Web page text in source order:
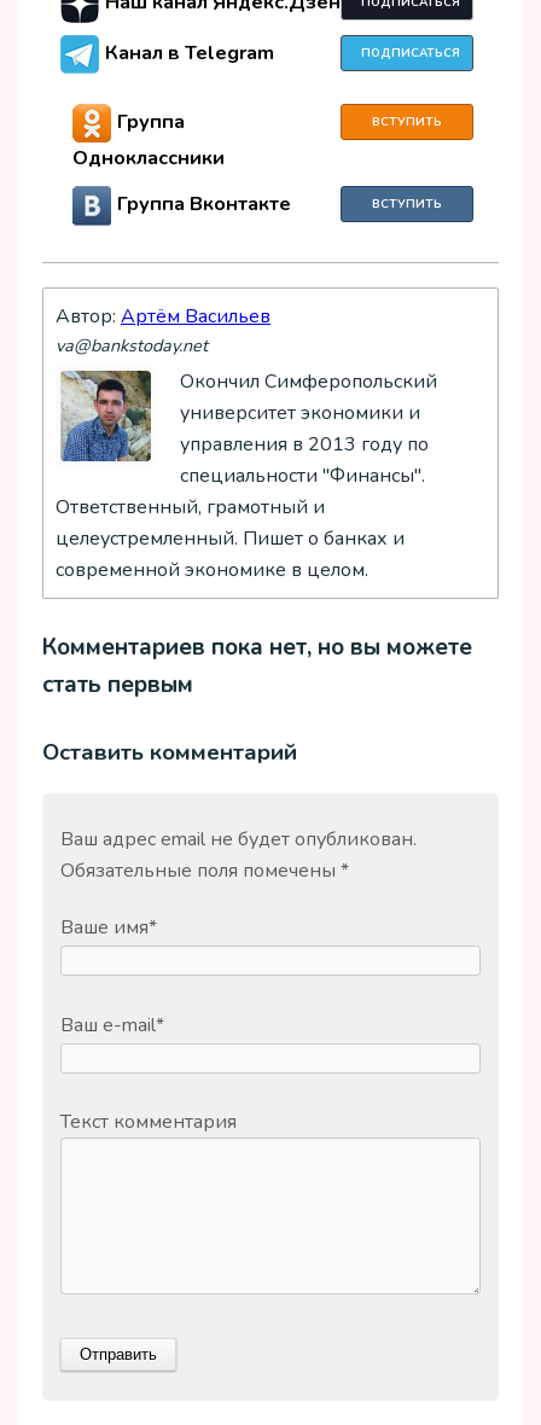
Канал в Telegram ПОДПИСАТЬСЯ
Группа
Одноклассники
ВСТУПИТЬ
Группа Вконтакте ВСТУПИТЬ
Автор: Артём Васильев
va@bankstoday.net
Окончил Симферопольский
университет экономики и
управления в 2013 году по
специальности "Финансы".
Ответственный, грамотный и
целеустремленный. Пишет о банках и
современной экономике в целом.
Комментариев пока нет, но вы можете
стать первым
Оставить комментарий
Ваш адрес email не будет опубликован.
Обязательные поля помечены *
Ваше имя*
Ваш e-mail*
Текст комментария